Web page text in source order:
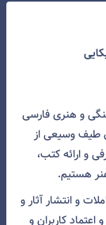
و هنری فارسی
طیف وسیعی از
و ارائه کتب،
هستیم.
و انتشار آثار و
اعتماد کاربران و